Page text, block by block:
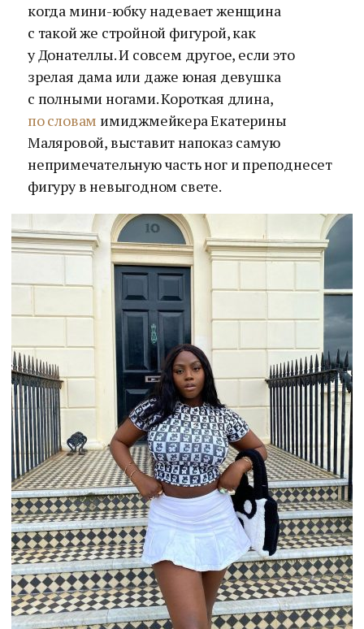
когда мини-юбку надевает женщина
с такой же стройной фигурой, как
у Донателлы. И совсем другое, если это
зрелая дама или даже юная девушка
с полными ногами. Короткая длина,
по словам имиджмейкера Екатерины
Маляровой, выставит напоказ самую
непримечательную часть ног и преподнесет
фигуру в невыгодном свете.